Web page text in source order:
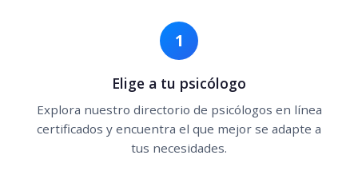
1
Elige a tu psicólogo
Explora nuestro directorio de psicólogos en línea
certificados y encuentra el que mejor se adapte a
tus necesidades.